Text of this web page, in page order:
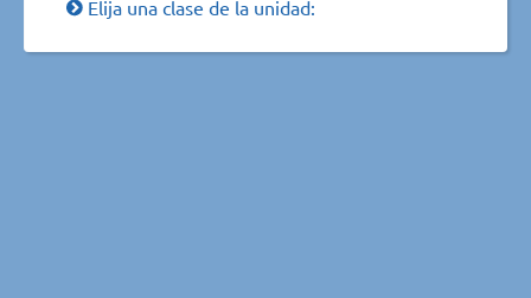
Elija una clase de la unidad: